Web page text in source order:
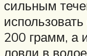
сильным
200 грамм, а
ловли в